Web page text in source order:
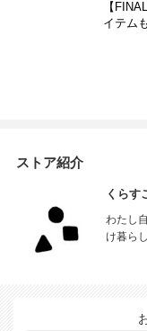
【
イテム
ストア紹介
くらす
わたし
け暮ら